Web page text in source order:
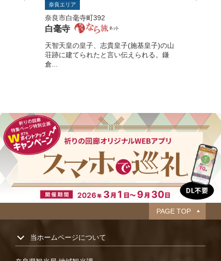
奈良エリア
奈良市白毫寺町392
白毫寺
天智天皇の皇子、志貴皇子(施基皇子)の山
荘跡に建てられたと言い伝えられる。鎌
倉...
PAGE TOP
当ホームページについて